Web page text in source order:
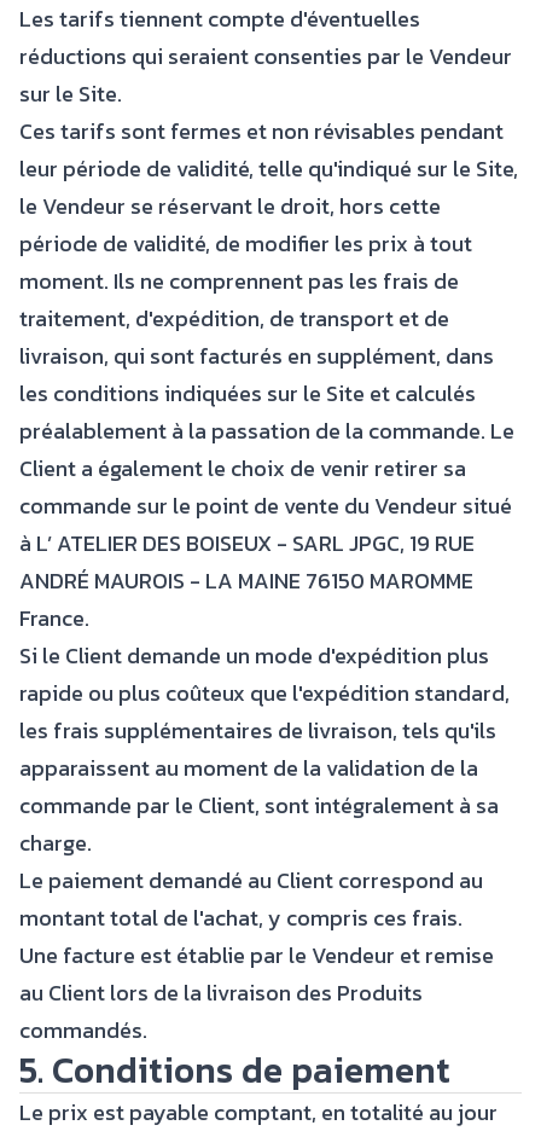
Les tarifs tiennent compte d'éventuelles
réductions qui seraient consenties par le Vendeur
sur le Site.
Ces tarifs sont fermes et non révisables pendant
leur période de validité, telle qu'indiqué sur le Site,
le Vendeur se réservant le droit, hors cette
période de validité, de modifier les prix à tout
moment. Ils ne comprennent pas les frais de
traitement, d'expédition, de transport et de
livraison, qui sont facturés en supplément, dans
les conditions indiquées sur le Site et calculés
préalablement à la passation de la commande. Le
Client a également le choix de venir retirer sa
commande sur le point de vente du Vendeur situé
à L’ ATELIER DES BOISEUX - SARL JPGC, 19 RUE
ANDRÉ MAUROIS - LA MAINE 76150 MAROMME
France.
Si le Client demande un mode d'expédition plus
rapide ou plus coûteux que l'expédition standard,
les frais supplémentaires de livraison, tels qu'ils
apparaissent au moment de la validation de la
commande par le Client, sont intégralement à sa
charge.
Le paiement demandé au Client correspond au
montant total de l'achat, y compris ces frais.
Une facture est établie par le Vendeur et remise
au Client lors de la livraison des Produits
commandés.
5. Conditions de paiement
Le prix est payable comptant, en totalité au jour